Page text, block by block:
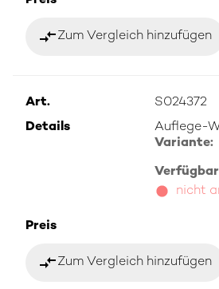
compare_arrowsZum Vergleich hinzufügen
Art.
S024372
Details
Auflege-
Variante:
nicht
Preis
compare_arrowsZum Vergleich hinzufügen